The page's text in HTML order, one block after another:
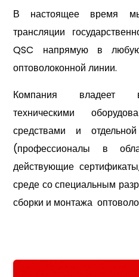
В настоящее время
трансляции
QSC напрямую в
оптоволоконной линии.
Компания владеет
техническими
средствами и
(профессионалы в
действующие
среде со специальным
сборки и монтажа